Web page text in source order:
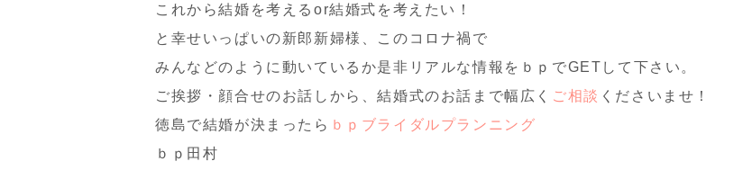
これから結婚を考えるor結婚式を考えたい！
と幸せいっぱいの新郎新婦様、このコロナ禍で
みんなどのように動いているか是非リアルな情報をｂｐでGETして下さい。
ご挨拶・顔合せのお話しから、結婚式のお話まで幅広く ご相談 くださいませ！
徳島で結婚が決まったら ｂｐブライダルプランニング
ｂｐ田村